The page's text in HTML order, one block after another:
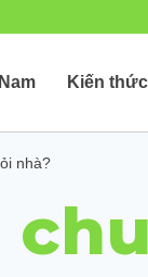
Kiến thức
nhà?